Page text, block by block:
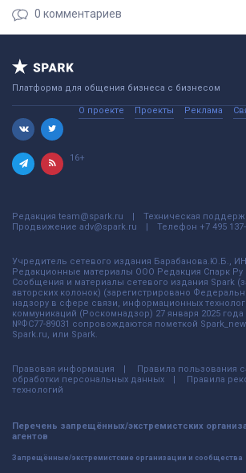
0 комментариев
Платформа для общения бизнеса с бизнесом
О проекте Проекты Реклама
16+
Редакция team@spark.ru Техническая
Продвижение adv@spark.ru Телефон +7 495
Учредитель сетевого издания Барабанова.Ю.Б.,
Редакционные материалы ООО Редакция Спарк Ру
Сообщения и материалы сетевого издания Spark
авторских колонок) (зарегистрировано
надзору в сфере связи, информационных
коммуникаций (Роскомнадзор) 27 января 2025
№ФС77-89031 сопровождаются пометкой
Spark.ru, или Spark.
Правовая информация Правила пользования
обработки персональных данных
Правила
технологий
Перечень запрещённых/экстремистских
агентов
Запрещённые/экстремистские организации и сообщества